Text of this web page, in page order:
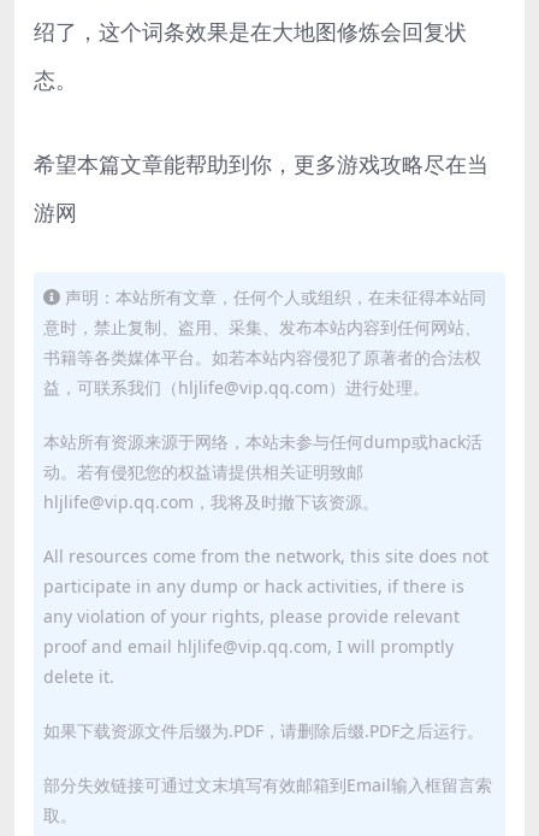
绍了，这个词条效果是在大地图修炼会回复状
态。
希望本篇文章能帮助到你，更多游戏攻略尽在当
游网
声明：本站所有文章，任何个人或组织，在未征得本站同
意时，禁止复制、盗用、采集、发布本站内容到任何网站、
书籍等各类媒体平台。如若本站内容侵犯了原著者的合法权
益，可联系我们（hljlife@vip.qq.com）进行处理。
本站所有资源来源于网络，本站未参与任何dump或hack活
动。若有侵犯您的权益请提供相关证明致邮
hljlife@vip.qq.com，我将及时撤下该资源。
All resources come from the network, this site does not
participate in any dump or hack activities, if there is
any violation of your rights, please provide relevant
proof and email hljlife@vip.qq.com, I will promptly
delete it.
如果下载资源文件后缀为.PDF，请删除后缀.PDF之后运行。
部分失效链接可通过文末填写有效邮箱到Email输入框留言索
取。